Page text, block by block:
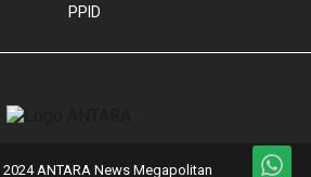
PPID
ANTARA News Megapolitan